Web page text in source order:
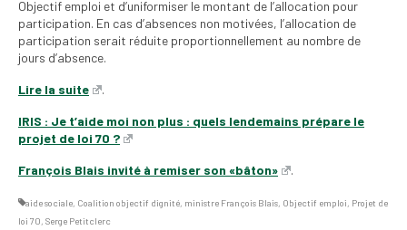
Vignettes
SPPEUQAM
Communiqués
SPPEUQAM@ctualités
Objectif emploi et d’uniformiser le montant de l’allocation pour
participation. En cas d’absences non motivées, l’allocation de
participation serait réduite proportionnellement au nombre de
jours d’absence.
Lire la suite .
IRIS : Je t’aide moi non plus : quels lendemains prépare le
projet de loi 70 ?
François Blais invité à remiser son «bâton» .
aide sociale, Coalition objectif dignité, ministre François Blais, Objectif emploi, Projet de
loi 70, Serge Petitclerc